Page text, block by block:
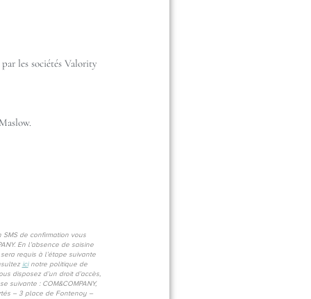
les sociétés Valority
de confirmation vous
En l’absence de saisine
requis à l’étape suivante
icinotre politique de
disposez d’un droit d’accès,
suivante : COM&COMPANY,
– 3 place de Fontenoy –